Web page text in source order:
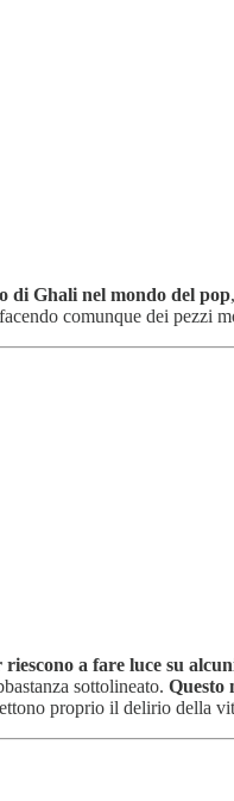
di Ghali nel mondo del pop
comunque dei pezzi
riescono a fare luce su
sottolineato. Questo
proprio il delirio della